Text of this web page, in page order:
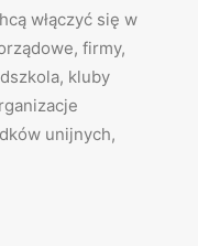
włączyć się w
firmy,
kluby
unijnych,